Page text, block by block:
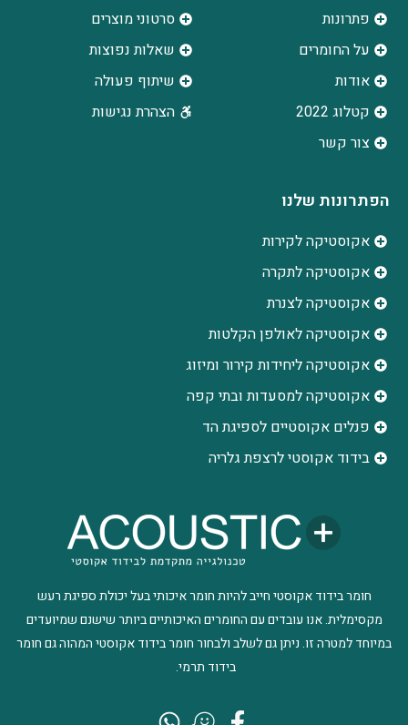
חומר בידוד אקוסטי חייב להיות חומר איכותי בעל יכולת ספיגת רעש
מקסימלית. אנו עובדים עם החומרים האיכותיים ביותר שישנם שמיועדים
במיוחד למטרה זו. ניתן גם לשלב ולבחור חומר בידוד אקוסטי המהוה גם חומר
בידוד תרמי.
פתרונות
על החומרים
אודות
קטלוג 2022
צור קשר
סרטוני מוצרים
שאלות נפוצות
שיתוף פעולה
הצהרת נגישות
הפתרונות שלנו
אקוסטיקה לקירות
אקוסטיקה לתקרה
אקוסטיקה לצנרת
אקוסטיקה לאולפן הקלטות
‫אקוסטיקה ליחידות קירור ומיזוג
אקוסטיקה למסעדות ובתי קפה
פנלים אקוסטיים לספיגת הד
בידוד אקוסטי לרצפת גלריה